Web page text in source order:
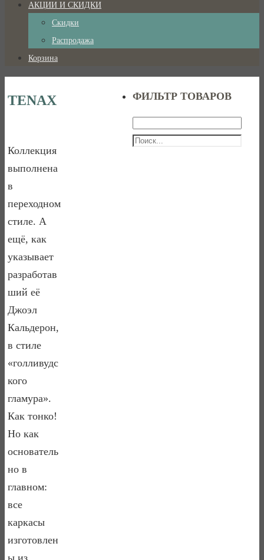
АКЦИИ И СКИДКИ
Скидки
Распродажа
Корзина
TENAX
Коллекция
выполнена
в
переходном
стиле. А
ещё, как
указывает
разработав
ший её
Джоэл
Кальдерон,
в стиле
«голливудс
кого
гламура».
Как тонко!
Но как
основатель
но в
главном:
все
каркасы
изготовлен
ы из
ФИЛЬТР ТОВАРОВ